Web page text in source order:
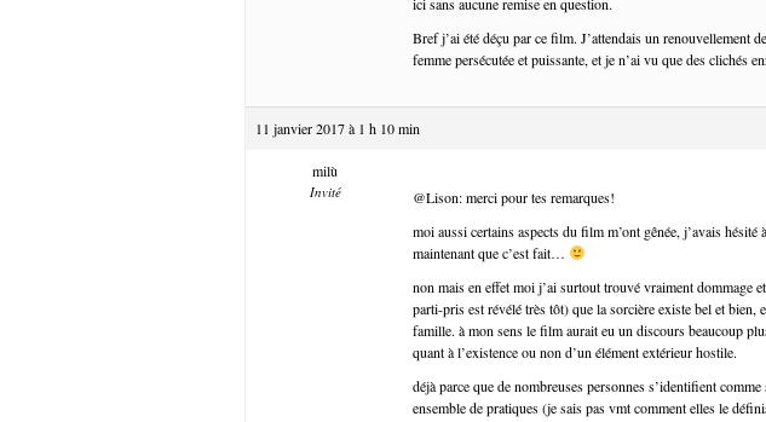
Bref j’ai été déçu par ce film. J’attendais un renouvellement
femme persécutée et puissante, et je n’ai vu que des clichés
11 janvier 2017 à 1 h 10 min
milù
Invité
@Lison: merci pour tes remarques!
moi aussi certains aspects du film m’ont gênée, j’avais
maintenant que c’est fait…
non mais en effet moi j’ai surtout trouvé vraiment dommage
parti-pris est révélé très tôt) que la sorcière existe bel et bien,
famille. à mon sens le film aurait eu un discours beaucoup
quant à l’existence ou non d’un élément extérieur hostile.
déjà parce que de nombreuses personnes s’identifient
ensemble de pratiques (je sais pas vmt comment elles le